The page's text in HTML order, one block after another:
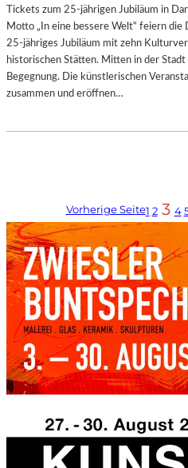
Tickets zum 25-jährigen Jubiläum in
Motto „In eine bessere Welt“ feiern
25-jähriges Jubiläum mit zehn
historischen Stätten. Mitten in der
Begegnung. Die künstlerischen
zusammen und eröffnen…
Vorherige Seite1 2 3 4